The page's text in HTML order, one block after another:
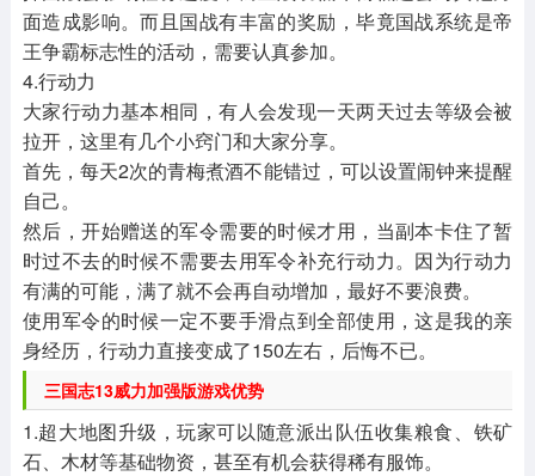
面造成影响。而且国战有丰富的奖励，毕竟国战系统是帝
王争霸标志性的活动，需要认真参加。
4.行动力
大家行动力基本相同，有人会发现一天两天过去等级会被
拉开，这里有几个小窍门和大家分享。
首先，每天2次的青梅煮酒不能错过，可以设置闹钟来提醒
自己。
然后，开始赠送的军令需要的时候才用，当副本卡住了暂
时过不去的时候不需要去用军令补充行动力。因为行动力
有满的可能，满了就不会再自动增加，最好不要浪费。
使用军令的时候一定不要手滑点到全部使用，这是我的亲
身经历，行动力直接变成了150左右，后悔不已。
三国志13威力加强版游戏优势
1.超大地图升级，玩家可以随意派出队伍收集粮食、铁矿
石、木材等基础物资，甚至有机会获得稀有服饰。